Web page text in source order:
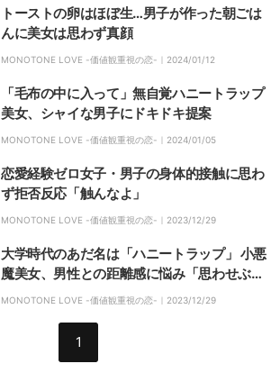
トーストの卵はほぼ生…男子が作った朝ごは
んに美女は思わず真顔
MONOTONE LOVE -価値観重視の恋-｜ 2024/01/12
「毛布の中に入って」無自覚ハニートラップ
美女、シャイな男子にドキドキ提案
MONOTONE LOVE -価値観重視の恋-｜ 2024/01/05
恋愛経験ゼロ女子・男子の身体的接触に思わ
ず拒否反応「触んなよ」
MONOTONE LOVE -価値観重視の恋-｜ 2023/12/29
大学時代のあだ名は「ハニートラップ」 小悪
魔美女、男性との距離感に悩み「思わせぶり
っぽい感じに思われちゃう」
MONOTONE LOVE -価値観重視の恋-｜ 2023/12/29
1